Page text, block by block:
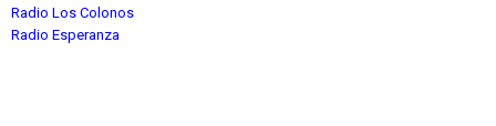
Radio Los Colonos
Radio Esperanza